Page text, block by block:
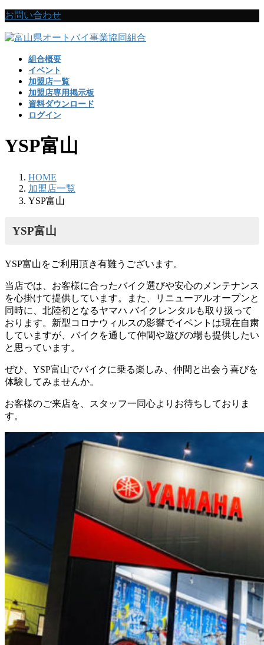
コ
テ
ナ
ゲ
お問い合わせ
組合概要
イベント
加盟店一覧
加盟店専用掲示板
資料ダウンロード
ログイン
YSP富山
HOME
加盟店一覧
YSP富山
YSP富山
YSP富山をご利用頂き有難うございます。
当店では、お客様に合ったバイク選びや安心のメンテナンス
を心掛けて提供しています。また、リニューアルオープンと
同時に、北陸初となるヤマハ バイクレンタルも取り扱って
おります。新型コロナウィルスの影響でイベントは現在自粛
していますが、バイクを通して仲間や遊びの場も提供したい
と思っています。
ぜひ、YSP富山でバイクに乗る楽しみ、仲間と出会う喜びを
体験してみませんか。
お客様のご来店を、スタッフ一同心よりお待ちしておりま
す。